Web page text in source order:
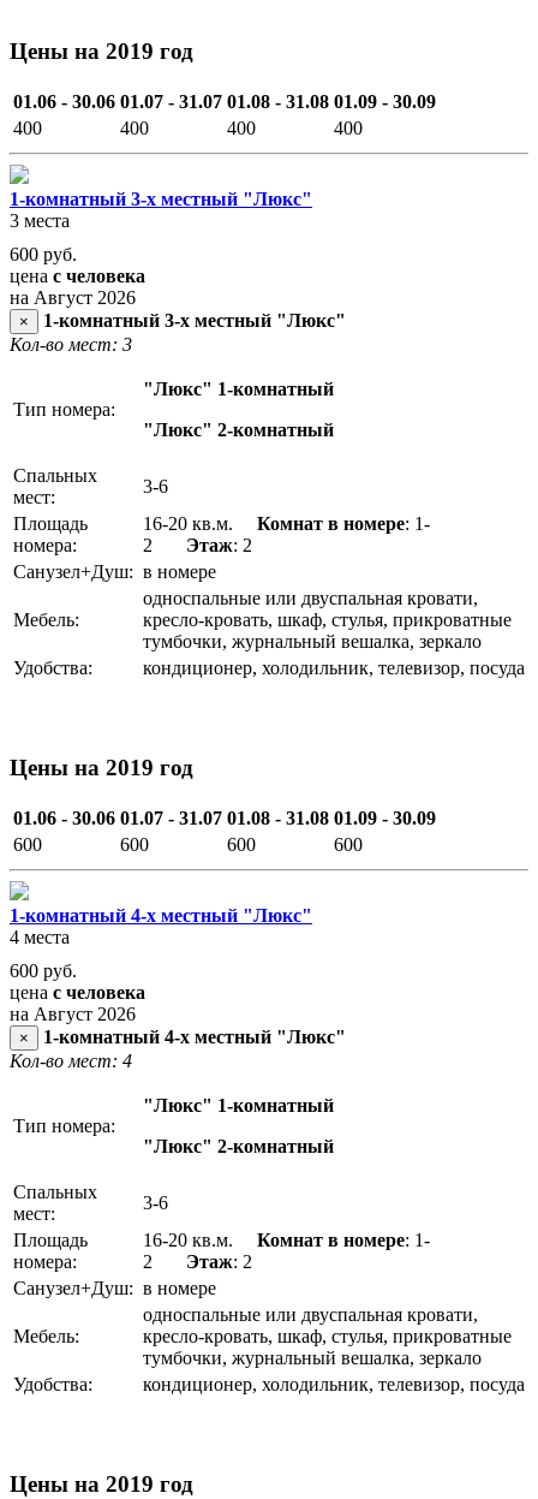
Цены на 2019 год
01.06 - 30.06 01.07 - 31.07 01.08 - 31.08 01.09 - 30.09
400
400 400 400
1-комнатный 3-х местный "Люкс"
3 места
600 руб.
цена с человека
на Август 2026
×
1-комнатный 3-х местный "Люкс"
Кол-во мест: 3
Тип номера:
"Люкс" 1-комнатный
"Люкс" 2-комнатный
Спальных
мест:
3-6
Площадь
номера:
16-20 кв.м. Комнат в номере: 1-
2 Этаж: 2
Санузел+Душ: в номере
Мебель:
односпальные или двуспальная кровати,
кресло-кровать, шкаф, стулья, прикроватные
тумбочки, журнальный вешалка, зеркало
Удобства:
кондиционер, холодильник, телевизор, посуда
Цены на 2019 год
01.06 - 30.06 01.07 - 31.07 01.08 - 31.08 01.09 - 30.09
600
600 600 600
1-комнатный 4-х местный "Люкс"
4 места
600 руб.
цена с человека
на Август 2026
×
1-комнатный 4-х местный "Люкс"
Кол-во мест: 4
Тип номера:
"Люкс" 1-комнатный
"Люкс" 2-комнатный
Спальных
мест:
3-6
Площадь
номера:
16-20 кв.м. Комнат в номере: 1-
2 Этаж: 2
Санузел+Душ: в номере
Мебель:
односпальные или двуспальная кровати,
кресло-кровать, шкаф, стулья, прикроватные
тумбочки, журнальный вешалка, зеркало
Удобства:
кондиционер, холодильник, телевизор, посуда
Цены на 2019 год